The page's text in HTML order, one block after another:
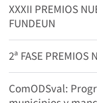
XXXII PREMIOS
FUNDEUN
2ª FASE PREMIOS
ComODSval: